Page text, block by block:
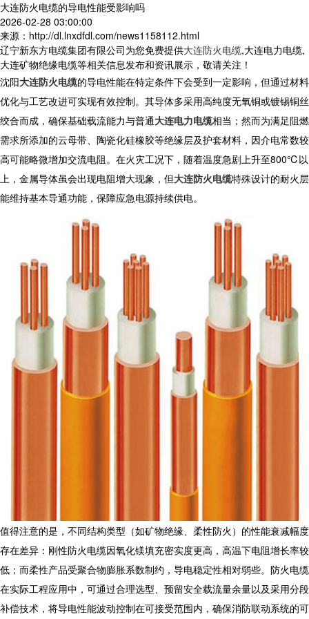
大连防火电缆的导电性能受影响吗
2026-02-28 03:00:00
来源：http://dl.lnxdfdl.com/news1158112.html
辽宁新东方电缆集团有限公司为您免费提供大连防火电缆,大连电力电缆,
大连矿物绝缘电缆等相关信息发布和资讯展示，敬请关注！
沈阳大连防火电缆的导电性能在特定条件下会受到一定影响，但通过材料
优化与工艺改进可实现有效控制。其导体多采用高纯度无氧铜或镀锡铜丝
绞合而成，确保基础载流能力与普通大连电力电缆相当；然而为满足阻燃
需求所添加的云母带、陶瓷化硅橡胶等绝缘层及护套材料，因介电常数较
高可能略微增加交流电阻。在火灾工况下，随着温度急剧上升至800℃以
上，金属导体虽会出现电阻增大现象，但大连防火电缆特殊设计的耐火层
能维持基本导通功能，保障应急电源持续供电。
值得注意的是，不同结构类型（如矿物绝缘、柔性防火）的性能衰减幅度
存在差异：刚性防火电缆因氧化镁填充密实度更高，高温下电阻增长率较
低；而柔性产品受聚合物膨胀系数制约，导电稳定性相对弱些。防火电缆
在实际工程应用中，可通过合理选型、预留安全载流量余量以及采用分段
补偿技术，将导电性能波动控制在可接受范围内，确保消防联动系统的可